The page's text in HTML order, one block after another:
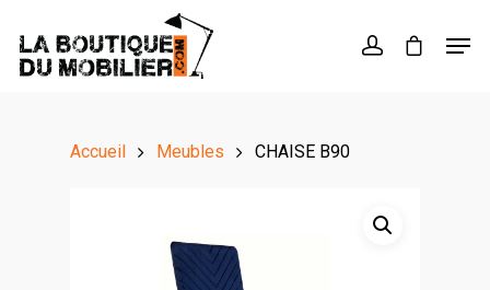
Accueil Meubles CHAISE B90